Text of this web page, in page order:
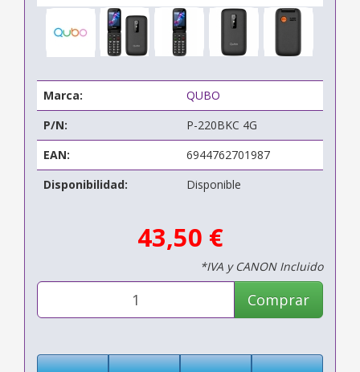
Marca:
QUBO
P/N:
P-220BKC 4G
EAN:
6944762701987
Disponibilidad:
Disponible
43,50 €
*IVA y CANON Incluido
Comprar